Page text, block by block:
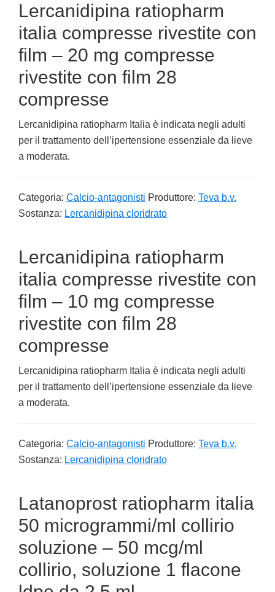
Lercanidipina ratiopharm
italia compresse rivestite con
film – 20 mg compresse
rivestite con film 28
compresse
Lercanidipina ratiopharm Italia è indicata negli adulti
per il trattamento dell’ipertensione essenziale da lieve
a moderata.
Categoria: Calcio-antagonisti Produttore: Teva b.v.
Sostanza: Lercanidipina cloridrato
Lercanidipina ratiopharm
italia compresse rivestite con
film – 10 mg compresse
rivestite con film 28
compresse
Lercanidipina ratiopharm Italia è indicata negli adulti
per il trattamento dell’ipertensione essenziale da lieve
a moderata.
Categoria: Calcio-antagonisti Produttore: Teva b.v.
Sostanza: Lercanidipina cloridrato
Latanoprost ratiopharm italia
50 microgrammi/ml collirio
soluzione – 50 mcg/ml
collirio, soluzione 1 flacone